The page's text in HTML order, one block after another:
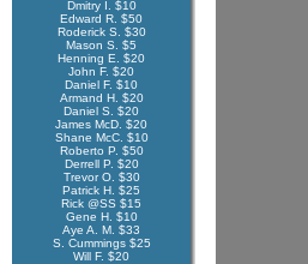
Dmitry I. $10
Edward R. $50
Roderick S. $30
Mason S. $5
Henning E. $20
John F. $20
Daniel F. $10
Armand H. $20
Daniel S. $20
James McD. $20
Shane McC. $10
Roberto P. $50
Derrell P. $20
Trevor O. $30
Patrick H. $25
Rick @SS $15
Gene H. $10
Aye A. M. $33
S. Cummings $25
Will F. $20